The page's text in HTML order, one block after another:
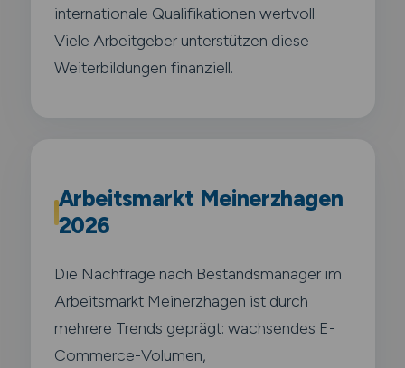
internationale Qualifikationen wertvoll.
Viele Arbeitgeber unterstützen diese
Weiterbildungen finanziell.
Arbeitsmarkt Meinerzhagen
2026
Die Nachfrage nach Bestandsmanager im
Arbeitsmarkt Meinerzhagen ist durch
mehrere Trends geprägt: wachsendes E-
Commerce-Volumen,